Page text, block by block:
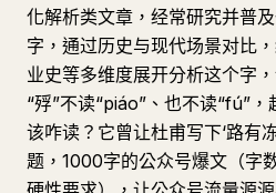
化解析类文章，经常研究并普
字，通过历史与现代场景对比
业史等多维度展开分析这个字
“殍”不读“piáo”、也不读“fú”
该咋读？它曾让杜甫写下‘路有
题，1000字的公众号爆文（字